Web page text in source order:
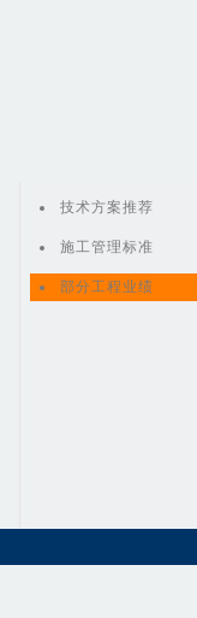
技术方案推荐
施工管理标准
部分工程业绩